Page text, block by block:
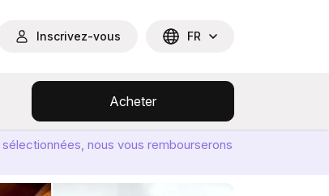
Inscrivez-vous FR
Acheter
nous vous rembourserons